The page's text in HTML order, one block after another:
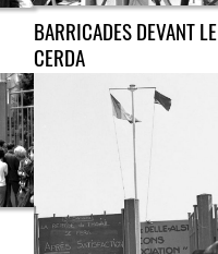
BARRICADES DEVANT LE
CERDA